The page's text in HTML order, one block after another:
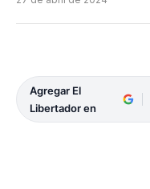
Agregar El
Libertador en